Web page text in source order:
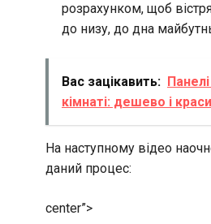
розрахунком, щоб
до низу, до дна
Вас зацікавить:
кімнаті: дешево і
На наступному відео
даний процес:
center”>